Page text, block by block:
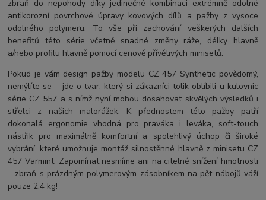
zbraň do nepohody díky jedinečné kombinaci extrémně odolné
antikorozní povrchové úpravy kovových dílů a pažby z vysoce
odolného polymeru. To vše při zachování veškerých dalších
benefitů této série včetně snadné změny ráže, délky hlavně
a/nebo profilu hlavně pomocí cenově přívětivých minisetů.
Pokud je vám design pažby modelu CZ 457 Synthetic povědomý,
nemýlíte se – jde o tvar, který si zákazníci tolik oblíbili u kulovnic
série CZ 557 a s nímž nyní mohou dosahovat skvělých výsledků i
střelci z našich malorážek. K přednostem této pažby patří
dokonalá ergonomie vhodná pro praváka i leváka, soft-touch
nástřik pro maximálně komfortní a spolehlivý úchop či široké
vybrání, které umožnuje montáž silnostěnné hlavně z minisetu CZ
457 Varmint. Zapomínat nesmíme ani na citelné snížení hmotnosti
– zbraň s prázdným polymerovým zásobníkem na pět nábojů váží
pouze 2,4 kg!